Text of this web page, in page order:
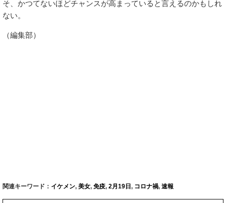
そ、かつてないほどチャンスが高まっていると言えるのかもしれ
ない。
（編集部）
関連キーワード： イケメン, 美女, 免疫, 2月19日 , コロナ禍, 速報